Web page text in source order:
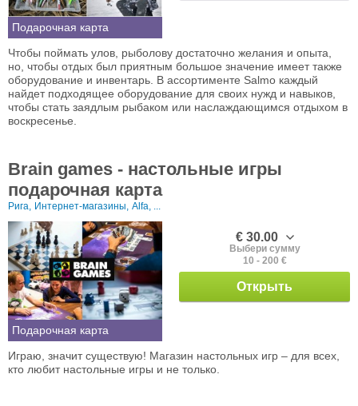
Подарочная карта
Чтобы поймать улов, рыболову достаточно желания и опыта,
но, чтобы отдых был приятным большое значение имеет также
оборудование и инвентарь. В ассортименте Salmo каждый
найдет подходящее оборудование для своих нужд и навыков,
чтобы стать заядлым рыбаком или наслаждающимся отдыхом в
воскресенье.
Brain games - настольные игры
подарочная карта
Рига, Интернет-магазины, Alfa, ...
Подарочная карта
€ 30.00
Выбери сумму
10 - 200 €
Открыть
Играю, значит существую! Магазин настольных игр – для всех,
кто любит настольные игры и не только.